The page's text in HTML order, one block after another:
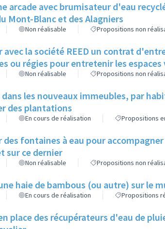
arcade avec brumisateur d'eau
Mont-Blanc et des Alagniers
Non réalisable Propositions non
avec la société REED un contrat
ou régies pour entretenir les
Non réalisable Propositions non
dans les nouveaux immeubles, par
des plantations
En cours de réalisation Propositions
des fontaines à eau pour
sur ce dernier
Non réalisable Propositions non
haie de bambous (ou autre) sur le
En cours de réalisation Propositions
place des récupérateurs d'eau de